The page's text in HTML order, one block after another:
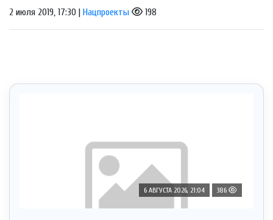
2 июля 2019, 17:30 | Нацпроекты 198
6 АВГУСТА 2026, 21:04 386